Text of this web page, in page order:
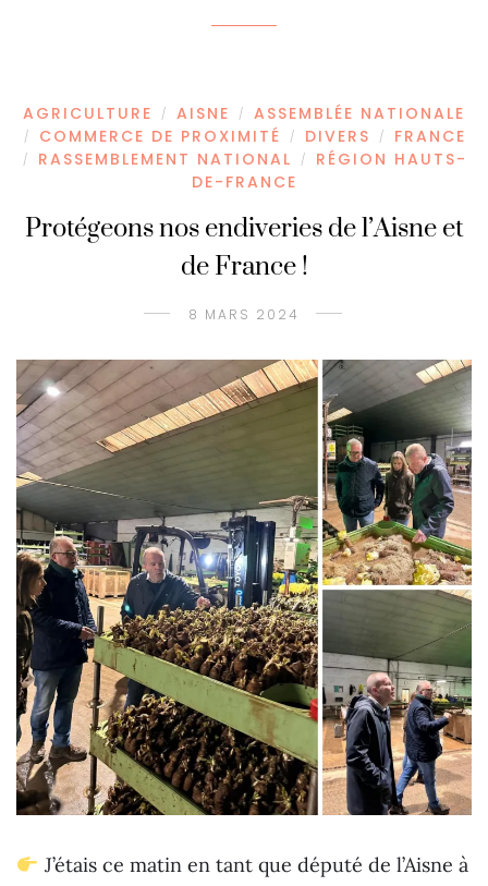
AGRICULTURE / AISNE / ASSEMBLÉE NATIONALE
/ COMMERCE DE PROXIMITÉ / DIVERS / FRANCE
/ RASSEMBLEMENT NATIONAL /
RÉGION HAUTS-
DE-FRANCE
Protégeons nos endiveries de l’Aisne et
de France !
8 MARS 2024
J’étais ce matin en tant que député de l’Aisne à